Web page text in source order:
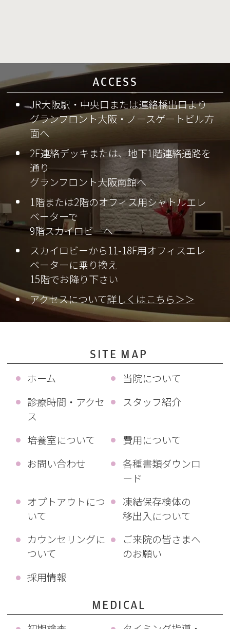
ACCESS
JR大阪駅・中央口または連絡橋出口より
グランフロント大阪・ノースゲートビル方
面へ
2F連絡デッキまたは、地下1階連絡通路を
通り
グランフロント大阪南館へ
1階または2階のオフィス用シャトルエレ
ベーターで
9階スカイロビーへ
スカイロビーから11-18F用オフィスエレ
ベーターに乗り換え
15階でお降り下さい
アクセスについて詳しくはこちら＞＞
SITE MAP
ホーム
当院について
診療時間・アクセ
ス
スタッフ紹介
培養室について
費用について
お問い合わせ
各種書類ダウンロ
ード
オプトアウトにつ
いて
凍結保存検体の
移出入について
カウンセリングに
ついて
ご来院の皆さまへ
のお願い
採用情報
MEDICAL